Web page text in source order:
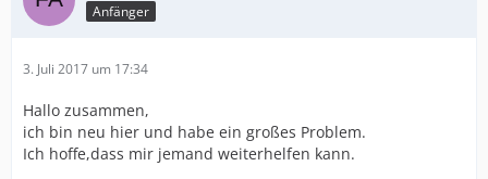
Anfänger
3. Juli 2017 um 17:34
Hallo zusammen,
ich bin neu hier und habe ein großes Problem.
Ich hoffe,dass mir jemand weiterhelfen kann.